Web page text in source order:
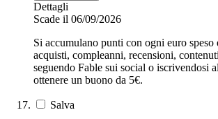
Dettagli
Scade il 06/09/2026
Si accumulano punti con ogni euro
acquisti, compleanni, recensioni,
seguendo Fable sui social o iscrivendosi
ottenere un buono da 5€.
Salva